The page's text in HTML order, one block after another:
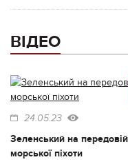
ВІДЕО
24.05.23
Зеленський на
морської піхоти